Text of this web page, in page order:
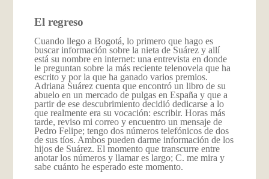
El regreso
Cuando llego a Bogotá, lo primero que hago es
buscar información sobre la nieta de Suárez y allí
está su nombre en internet: una entrevista en donde
le preguntan sobre la más reciente telenovela que ha
escrito y por la que ha ganado varios premios.
Adriana Suárez cuenta que encontró un libro de su
abuelo en un mercado de pulgas en España y que a
partir de ese descubrimiento decidió dedicarse a lo
que realmente era su vocación: escribir. Horas más
tarde, reviso mi correo y encuentro un mensaje de
Pedro Felipe; tengo dos números telefónicos de dos
de sus tíos. Ambos pueden darme información de los
hijos de Suárez. El momento que transcurre entre
anotar los números y llamar es largo; C. me mira y
sabe cuánto he esperado este momento.